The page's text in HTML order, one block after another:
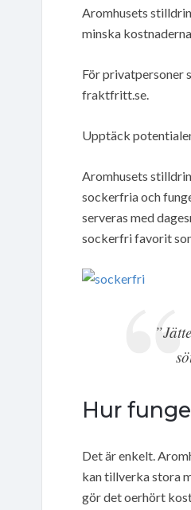
Aromhusets
minska
För privatpersoner
fraktfritt.se.
Upptäck
Aromhusets
sockerfria och
serveras med
sockerfri favorit
Hur
Det är enkelt.
kan tillverka stora
gör det oerhört